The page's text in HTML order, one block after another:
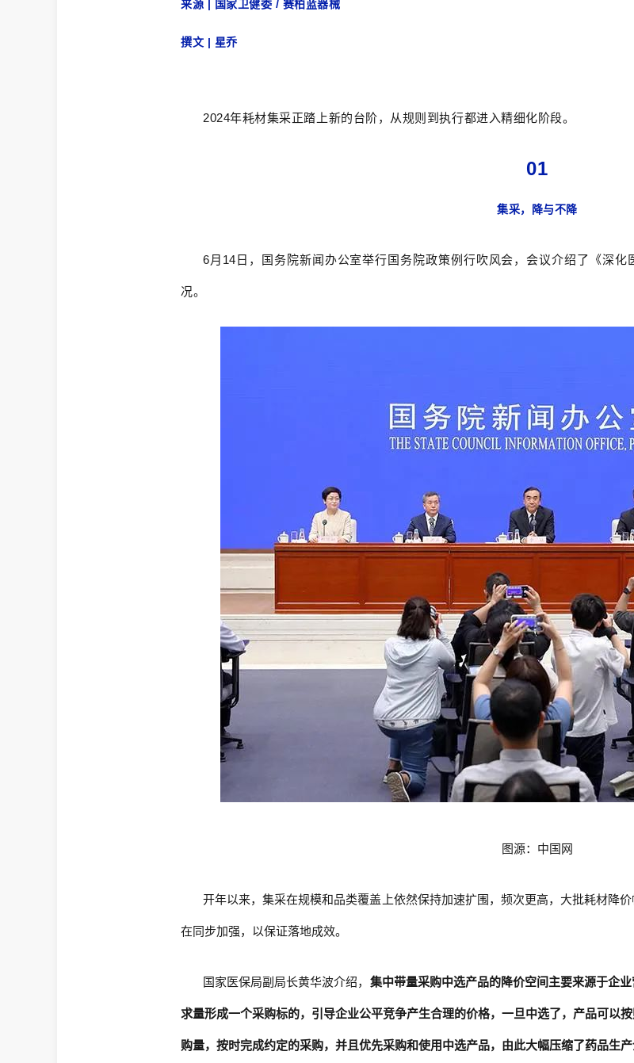
来源 | 国家卫健委 / 赛柏蓝器械
撰文 | 星乔
2024年耗材集采正踏上新的台阶，从规则到执行都进入精细化阶段。
01
集采，降与不降
6月14日，国务院新闻办公室举行国务院政策例行吹风会，会议介绍了《深
况。
图源：中国网
开年以来，集采在规模和品类覆盖上依然保持加速扩围，频次更高，大批耗材降
在同步加强，以保证落地成效。
国家医保局副局长黄华波介绍， 集中带量采购中选产品的降价空间主要来源于企
求量形成一个采购标的，引导企业公平竞争产生合理的价格，一旦中选了，产品可以
购量，按时完成约定的采购，并且优先采购和使用中选产品，由此大幅压缩了药品生产